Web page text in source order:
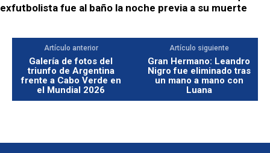
exfutbolista fue al baño la noche previa a su muerte
Artículo anterior
Galería de fotos del
triunfo de Argentina
frente a Cabo Verde en
el Mundial 2026
Artículo siguiente
Gran Hermano: Leandro
Nigro fue eliminado tras
un mano a mano con
Luana